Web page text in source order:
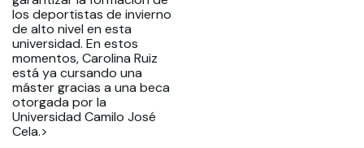
los deportistas de invierno
de alto nivel en esta
universidad. En estos
momentos, Carolina Ruiz
está ya cursando una
máster gracias a una beca
otorgada por la
Universidad Camilo José
Cela.>